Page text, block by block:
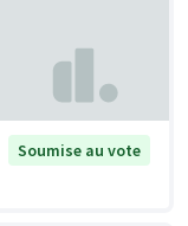
Soumise au vote